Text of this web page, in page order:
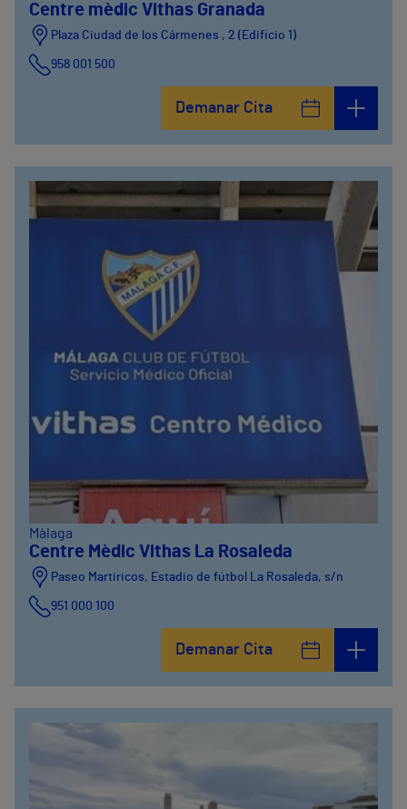
Centre mèdic Vithas Granada
Plaza Ciudad de los Cármenes , 2 (Edificio 1)
958 001 500
Demanar Cita
Màlaga
Centre Mèdic Vithas La Rosaleda
Paseo Martiricos, Estadio de fútbol La Rosaleda, s/n
951 000 100
Demanar Cita